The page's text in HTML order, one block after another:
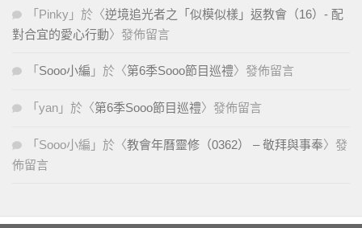
「 Pinky 」於〈逆境追光者之「似模似樣」返教會（16）- 配
對合宜的愛心行動〉發佈留言
「 Sooo小編 」於〈第6季Sooo節目巡禮〉發佈留言
「 yan 」於〈第6季Sooo節目巡禮〉發佈留言
「 Sooo小編 」於〈教會年曆靈修（0362） – 敬拜與事奉〉發
佈留言